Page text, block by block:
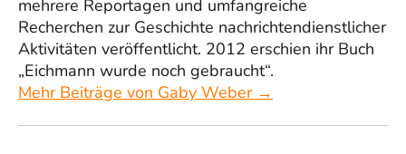
mehrere Reportagen und umfangreiche
Recherchen zur Geschichte nachrichtendienstlicher
Aktivitäten veröffentlicht. 2012 erschien ihr Buch
„Eichmann wurde noch gebraucht“.
Mehr Beiträge von Gaby Weber →